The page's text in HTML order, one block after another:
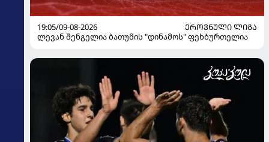
19:05/09-08-2026
ᲔᲠᲝᲕᲜᲣᲚᲘ ᲚᲘᲒᲐ
ლევან შენგელია ბათუმის "დინამოს" ფეხბურთელია